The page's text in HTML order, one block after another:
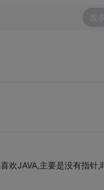
发
欢JAVA,主要是没有指针,